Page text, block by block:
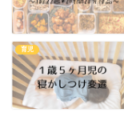
育児